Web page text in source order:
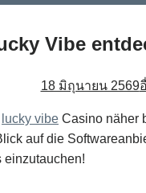
Vibe
18 มิถุนายน 2569
lucky vibe Casino näher
auf die
einzutauchen!